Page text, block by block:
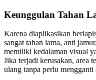
Keunggulan Tahan
Karena diaplikasikan
sangat tahan lama, anti
memiliki kedalaman visual
Jika terjadi kerusakan, area
ulang tanpa perlu